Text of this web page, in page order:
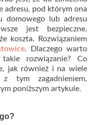
adresu, pod którym ona
domowego lub adresu
jest bezpieczne.
koszta. Rozwiązaniem
. Dlaczego warto
rozwiązanie? Co
jak również i na wiele
tym zagadnieniem,
poniższym artykule.